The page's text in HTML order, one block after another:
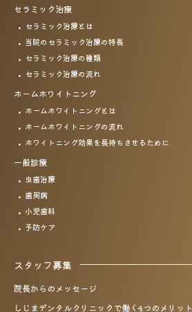
セラミック治療
セラミック治療とは
当院のセラミック治療の特長
セラミック治療の種類
セラミック治療の流れ
ホームホワイトニング
ホームホワイトニングとは
ホームホワイトニングの流れ
ホワイトニング効果を長持ちさせるために
一般診療
虫歯治療
歯周病
小児歯科
予防ケア
スタッフ募集
院長からのメッセージ
しじまデンタルクリニックで働く4つのメリット